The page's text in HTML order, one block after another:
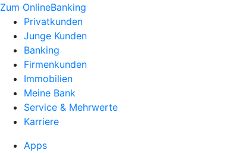
Zum OnlineBanking
Privatkunden
Junge Kunden
Banking
Firmenkunden
Immobilien
Meine Bank
Service & Mehrwerte
Karriere
Apps